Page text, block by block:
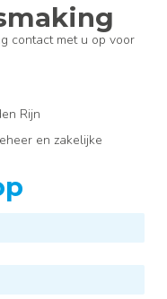
contact met u op voor
Rijn
en zakelijke